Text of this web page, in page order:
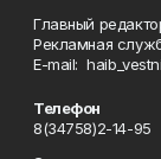
Главный
Рекламная
Е-mаil:
Телефон
8(34758)2-14-95